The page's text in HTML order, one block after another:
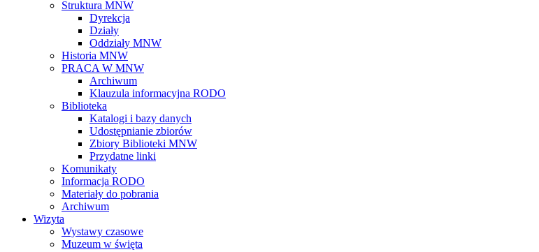
Struktura MNW
Dyrekcja
Działy
Oddziały MNW
Historia MNW
PRACA W MNW
Archiwum
Klauzula informacyjna RODO
Biblioteka
Katalogi i bazy danych
Udostępnianie zbiorów
Zbiory Biblioteki MNW
Przydatne linki
Komunikaty
Informacja RODO
Materiały do pobrania
Archiwum
Wizyta
Wystawy czasowe
Muzeum w święta